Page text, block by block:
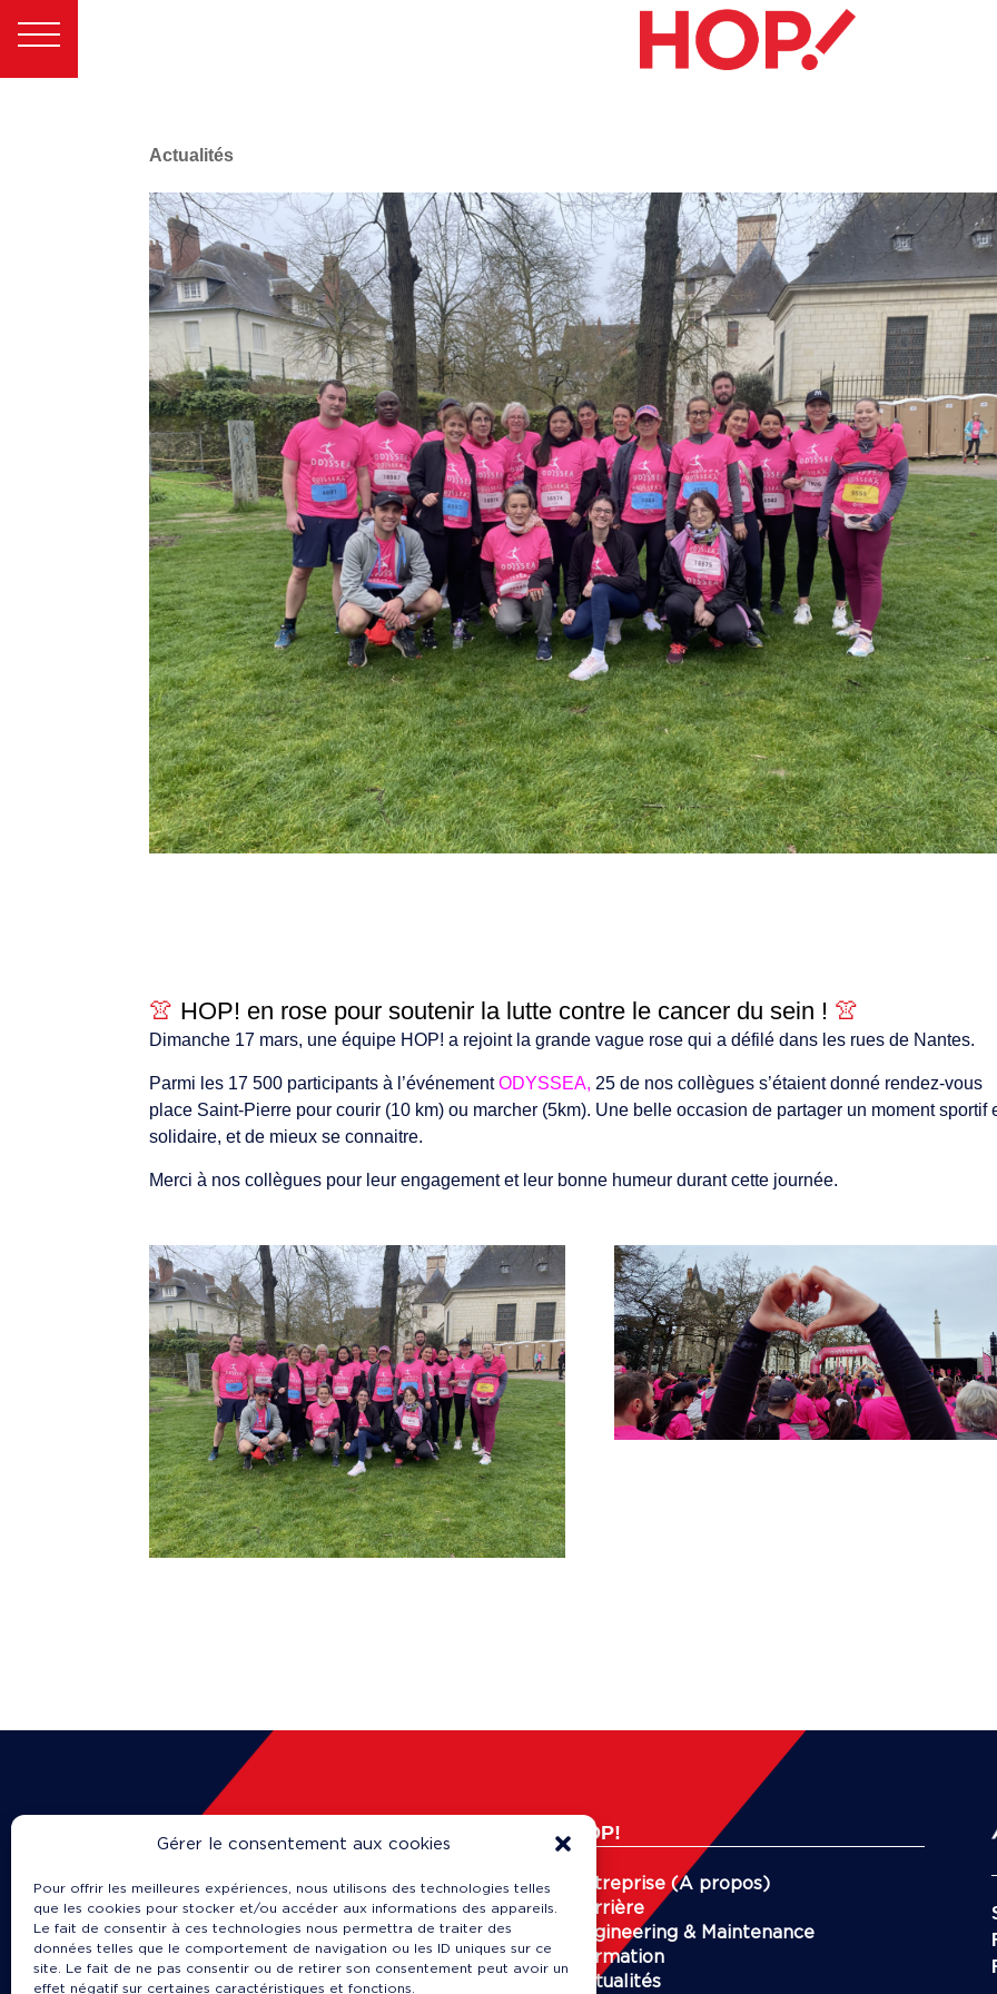
Gérer le consentement aux cookies
Pour offrir les meilleures expériences, nous utilisons des technologies telles
que les cookies pour stocker et/ou accéder aux informations des appareils.
Le fait de consentir à ces technologies nous permettra de traiter des
données telles que le comportement de navigation ou les ID uniques sur ce
site. Le fait de ne pas consentir ou de retirer son consentement peut avoir un
effet négatif sur certaines caractéristiques et fonctions.
Actualités
👚 HOP! en rose pour soutenir la lutte contre le cancer du sein ! 👚
Dimanche 17 mars, une équipe HOP! a rejoint la grande vague rose qui a défilé dans les rues de Nantes.
Parmi les 17 500 participants à l’événementODYSSEA, 25 de nos collègues s’étaient donné rendez-vous
place Saint-Pierre pour courir (10 km) ou marcher (5km). Une belle occasion de partager un moment sportif
solidaire, et de mieux se connaitre.
Merci à nos collègues pour leur engagement et leur bonne humeur durant cette journée.
© 2023
Politique de confidentialité
Mentions légales
Charte cookies
HOP!
Entreprise (A propos)
Carrière
Engineering & Maintenance
Formation
Actualités